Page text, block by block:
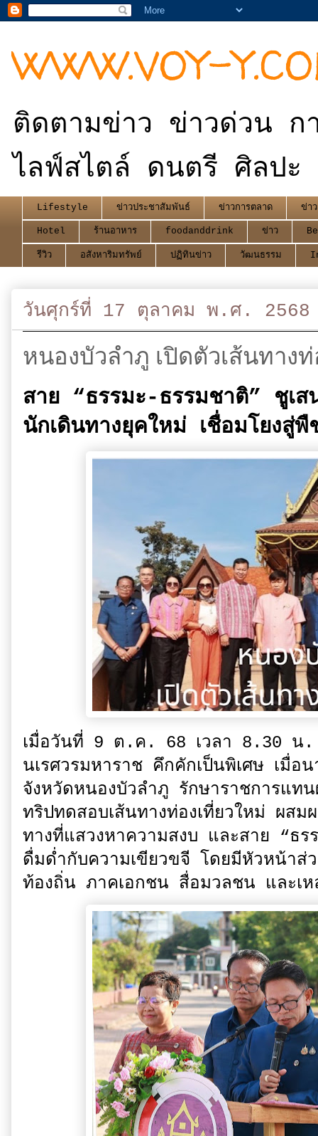
WWW.VOY-
ติดตามข่าว ข่าวด่วน ก
ไลฟ์สไตล์ ดนตรี ศิลปะ
Lifestyle ข่าวประชาสัมพันธ์ ข่าวการตลาด ข่า
Hotel ร้านอาหาร foodanddrink ข่าว
รีวิว อสังหาริมทรัพย์ ปฏิทินข่าว วัฒนธรรม
วันศุกร์ที่ 17 ตุลาคม พ.ศ. 2568
หนองบัวลำภู เปิดตัวเส้นทาง
สาย “ธรรมะ-ธรรมชาติ” ชูเ
นักเดินทางยุคใหม่ เชื่อมโยงสู่พื
เมื่อวันที่ 9 ต.ค. 68 เวลา 8.30 น.
นเรศวรมหาราช คึกคักเป็นพิเศษ เมื่
จังหวัดหนองบัวลำภู รักษาราชการแท
ทริปทดสอบเส้นทางท่องเที่ยวใหม่ ผส
ทางที่แสวงหาความสงบ และสาย “ธ
ดื่มด่ำกับความเขียวขจี โดยมีหัวหน้าส่
ท้องถิ่น ภาคเอกชน สื่อมวลชน และเห